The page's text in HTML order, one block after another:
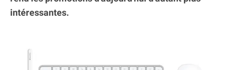
intéressantes.